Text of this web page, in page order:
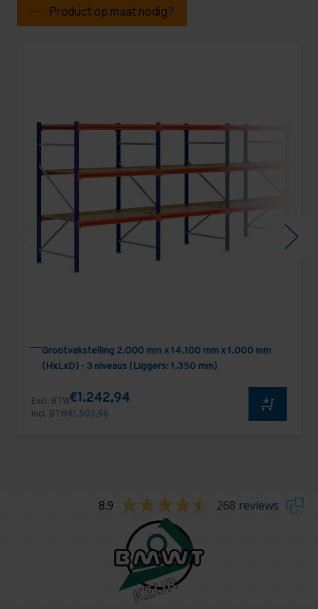
Product op maat nodig?
Grootvakstelling 2.000 mm x 14.100 mm x 1.000 mm
(HxLxD) - 3 niveaus (Liggers: 1.350 mm)
Excl. BTW€1.242,94
Incl. BTW€1.503,96
8.9 268 reviews